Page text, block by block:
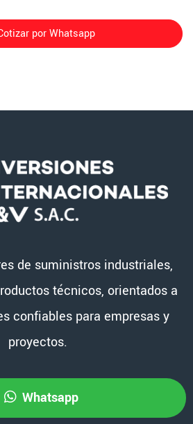
por Whatsapp
de suministros industriales,
técnicos, orientados a
confiables para empresas y
proyectos.
Whatsapp